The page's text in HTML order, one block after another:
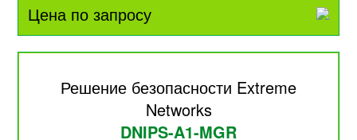
Цена по запросу
Решение безопасности Extreme
Networks
DNIPS-A1-MGR